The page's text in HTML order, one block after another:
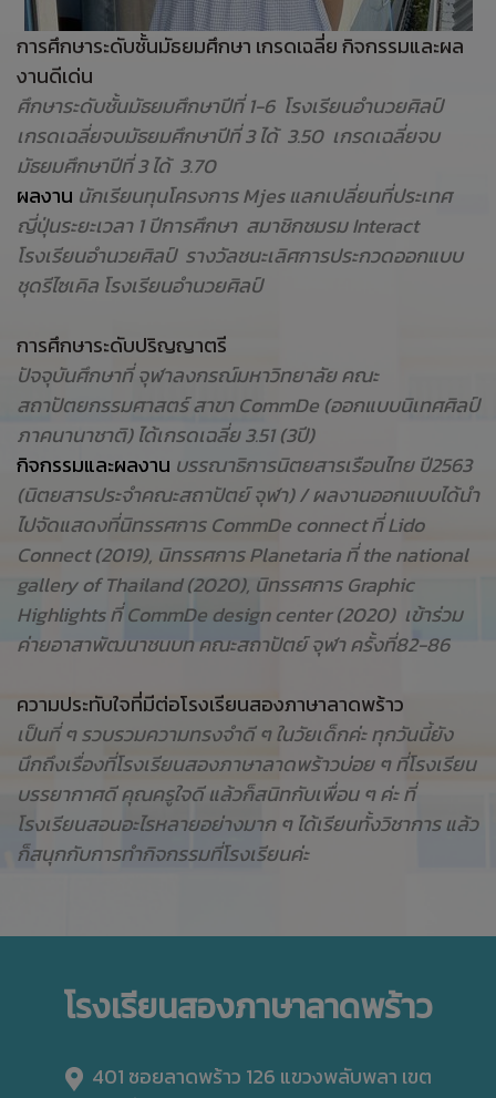
การศึกษาระดับชั้นมัธยมศึกษา เกรดเฉลี่ย กิจกรรมและผล
งานดีเด่น
ศึกษาระดับชั้นมัธยมศึกษาปีที่ 1-6 โรงเรียนอำนวยศิลป์
เกรดเฉลี่ยจบมัธยมศึกษาปีที่ 3 ได้ 3.50 เกรดเฉลี่ยจบ
มัธยมศึกษาปีที่ 3 ได้ 3.70
ผลงาน นักเรียนทุนโครงการ Mjes แลกเปลี่ยนที่ประเทศ
ญี่ปุ่นระยะเวลา 1 ปีการศึกษา สมาชิกชมรม Interact
โรงเรียนอำนวยศิลป์ รางวัลชนะเลิศการประกวดออกแบบ
ชุดรีไซเคิล โรงเรียนอำนวยศิลป์
การศึกษาระดับปริญญาตรี
ปัจจุบันศึกษาที่ จุฬาลงกรณ์มหาวิทยาลัย คณะ
สถาปัตยกรรมศาสตร์ สาขา CommDe (ออกแบบนิเทศศิลป์
ภาคนานาชาติ) ได้เกรดเฉลี่ย 3.51 (3ปี)
กิจกรรมและผลงาน บรรณาธิการนิตยสารเรือนไทย ปี2563
(นิตยสารประจำคณะสถาปัตย์ จุฬา) / ผลงานออกแบบได้นำ
ไปจัดแสดงที่นิทรรศการ CommDe connect ที่ Lido
Connect (2019), นิทรรศการ Planetaria ที่ the national
gallery of Thailand (2020), นิทรรศการ Graphic
Highlights ที่ CommDe design center (2020) เข้าร่วม
ค่ายอาสาพัฒนาชนบท คณะสถาปัตย์ จุฬา ครั้งที่82-86
ความประทับใจที่มีต่อโรงเรียนสองภาษาลาดพร้าว
เป็นที่ ๆ รวบรวมความทรงจำดี ๆ ในวัยเด็กค่ะ ทุกวันนี้ยัง
นึกถึงเรื่องที่โรงเรียนสองภาษาลาดพร้าวบ่อย ๆ ที่โรงเรียน
บรรยากาศดี คุณครูใจดี แล้วก็สนิทกับเพื่อน ๆ ค่ะ ที่
โรงเรียนสอนอะไรหลายอย่างมาก ๆ ได้เรียนทั้งวิชาการ แล้ว
ก็สนุกกับการทำกิจกรรมที่โรงเรียนค่ะ
โรงเรียนสองภาษาลาดพร้าว
401 ซอยลาดพร้าว 126 แขวงพลับพลา เขต